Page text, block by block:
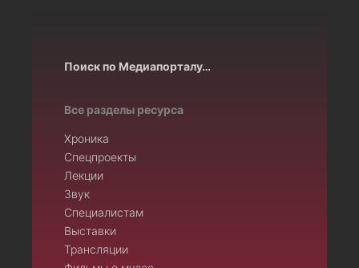
Поиск по Медиапорталу…
Все разделы ресурса
Хроника
Спецпроекты
Лекции
Звук
Специалистам
Выставки
Трансляции